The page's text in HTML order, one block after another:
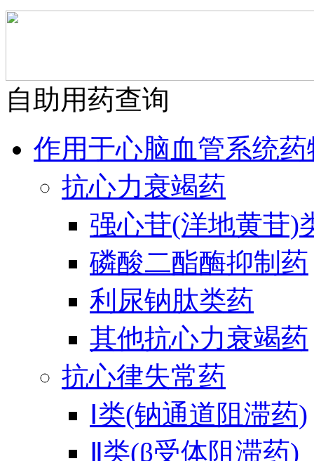
自助用药查询
作用于心脑血管系统药
抗心力衰竭药
强心苷(洋地黄苷)
磷酸二酯酶抑制药
利尿钠肽类药
其他抗心力衰竭药
抗心律失常药
Ⅰ类(钠通道阻滞药)
Ⅱ类(β受体阻滞药)